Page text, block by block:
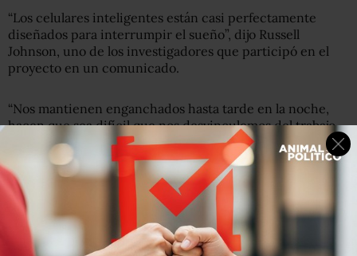
“Los celulares inteligentes están casi perfectamente
diseñados para interrumpir el sueño”, dijo Russell
Johnson, uno de los investigadores que participó en el
proyecto en un comunicado.
“Nos mantienen enganchados hasta tarde en la noche,
hacen que sea difícil que nos desvinculemos del trabajo,
nos relajemos y nos quedemos dormidos”.
La luz azul
Otro de los factores que afectan nuestro sueño es la luz
azul que emiten tanto smartphones, como tabletas y